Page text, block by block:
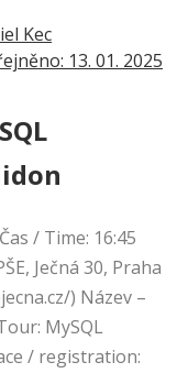
Kec
13. 01. 2025
/ Time: 16:45
Ječná 30, Praha
) Název –
MySQL
/ registration: